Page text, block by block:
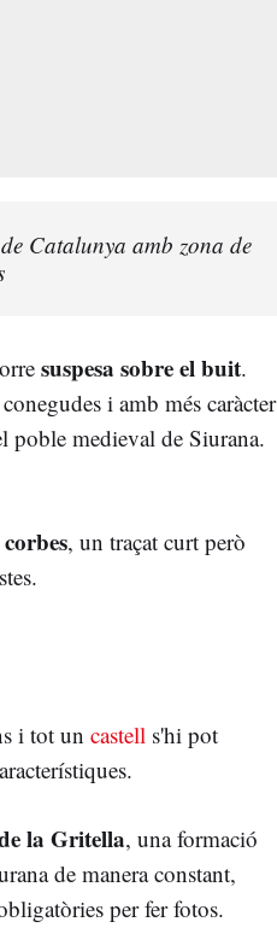
Catalunya amb zona de
suspesa sobre el buit.
i amb més caràcter
poble medieval de Siurana.
, un traçat curt però
i tot un castell s'hi pot
la Gritella, una formació
de manera constant,
per fer fotos.